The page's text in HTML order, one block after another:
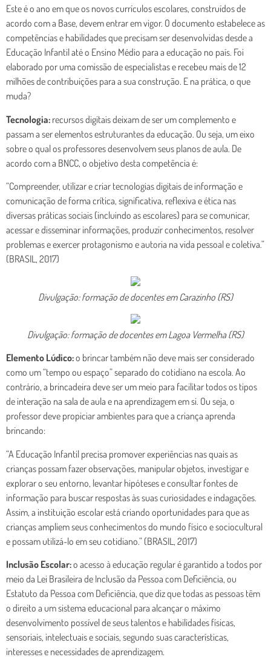
Este é o ano em que os novos currículos escolares, construídos de
acordo com a Base, devem entrar em vigor. O documento estabelece as
competências e habilidades que precisam ser desenvolvidas desde a
Educação Infantil até o Ensino Médio para a educação no país. Foi
elaborado por uma comissão de especialistas e recebeu mais de 12
milhões de contribuições para a sua construção. E na prática, o que
muda?
Tecnologia: recursos digitais deixam de ser um complemento e
passam a ser elementos estruturantes da educação. Ou seja, um eixo
sobre o qual os professores desenvolvem seus planos de aula. De
acordo com a BNCC, o objetivo desta competência é:
“Compreender, utilizar e criar tecnologias digitais de informação e
comunicação de forma crítica, significativa, reflexiva e ética nas
diversas práticas sociais (incluindo as escolares) para se comunicar,
acessar e disseminar informações, produzir conhecimentos, resolver
problemas e exercer protagonismo e autoria na vida pessoal e coletiva.”
(BRASIL, 2017)
Divulgação: formação de docentes em Carazinho (RS)
Divulgação: formação de docentes em Lagoa Vermelha (RS)
Elemento Lúdico:o brincar também não deve mais ser considerado
como um “tempo ou espaço” separado do cotidiano na escola. Ao
contrário, a brincadeira deve ser um meio para facilitar todos os tipos
de interação na sala de aula e na aprendizagem em si. Ou seja, o
professor deve propiciar ambientes para que a criança aprenda
brincando:
“A Educação Infantil precisa promover experiências nas quais as
crianças possam fazer observações, manipular objetos, investigar e
explorar o seu entorno, levantar hipóteses e consultar fontes de
informação para buscar respostas às suas curiosidades e indagações.
Assim, a instituição escolar está criando oportunidades para que as
crianças ampliem seus conhecimentos do mundo físico e sociocultural
e possam utilizá-lo em seu cotidiano.” (BRASIL, 2017)
Inclusão Escolar:o acesso à educação regular é garantido a todos por
meio da Lei Brasileira de Inclusão da Pessoa com Deficiência, ou
Estatuto da Pessoa com Deficiência, que diz que todas as pessoas têm
o direito a um sistema educacional para alcançar o máximo
desenvolvimento possível de seus talentos e habilidades físicas,
sensoriais, intelectuais e sociais, segundo suas características,
interesses e necessidades de aprendizagem.